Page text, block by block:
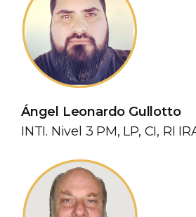
Ángel Leonardo Gullotto
INTI. Nivel 3 PM, LP, CI, RI